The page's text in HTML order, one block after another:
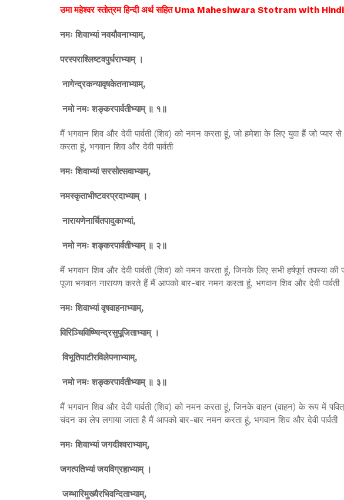
उमा महेश्वर स्तोत्रम हिन्दी अर्थ सहित Uma Maheshwara Stotram with
नमः शिवाभ्यां नवयौवनाभ्याम्,
परस्पराश्लिष्टवपुर्धराभ्याम् ।
नागेन्द्रकन्यावृषकेतनाभ्याम्,
नमो नमः शङ्करपार्वतीभ्याम् ॥ १॥
मैं भगवान शिव और देवी पार्वती (शिव) को नमन करता हूं, जो हमेशा के लिए युवा हैं जो
करता हूं, भगवान शिव और देवी पार्वती
नमः शिवाभ्यां सरसोत्सवाभ्याम्,
नमस्कृताभीष्टवरप्रदाभ्याम् ।
नारायणेनार्चितपादुकाभ्यां,
नमो नमः शङ्करपार्वतीभ्याम् ॥ २॥
मैं भगवान शिव और देवी पार्वती (शिव) को नमन करता हूं, जिनके लिए सभी हर्षपूर्ण तपस्या
पूजा भगवान नारायण करते हैं मैं आपको बार-बार नमन करता हूं, भगवान शिव और देवी पार्वती
नमः शिवाभ्यां वृषवाहनाभ्याम्,
विरिञ्चिविष्ण्विन्द्रसुपूजिताभ्याम् ।
विभूतिपाटीरविलेपनाभ्याम्,
नमो नमः शङ्करपार्वतीभ्याम् ॥ ३॥
मैं भगवान शिव और देवी पार्वती (शिव) को नमन करता हूं, जिनके वाहन (वाहन) के रूप में
चंदन का लेप लगाया जाता है मैं आपको बार-बार नमन करता हूं, भगवान शिव और देवी पार्वती
नमः शिवाभ्यां जगदीश्वराभ्याम्,
जगत्पतिभ्यां जयविग्रहाभ्याम् ।
जम्भारिमुख्यैरभिवन्दिताभ्याम्,